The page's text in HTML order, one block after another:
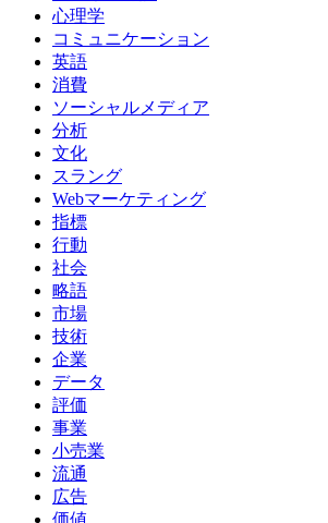
心理学
コミュニケーション
英語
消費
ソーシャルメディア
分析
文化
スラング
Webマーケティング
指標
行動
社会
略語
市場
技術
企業
データ
評価
事業
小売業
流通
広告